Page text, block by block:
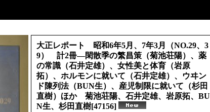
大正レポート 昭和6年5月、7年3月（NO.29、3
9） 計2冊―閑散季の繁昌策（菊池荘陽）、薬
の常識（石井定雄）、女性美と体育（岩原
拓）、ホルモンに就いて（石井定雄）、ウヰン
ド陳列法（BUN生）、産児制限に就いて（杉田
直樹）ほか 菊池荘陽、石井定雄、岩原拓、BU
N生、杉田直樹[47156]